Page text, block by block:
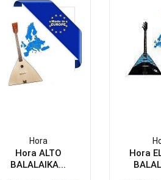
Hora
Hora ALTO
BALALAIKA...
Hora